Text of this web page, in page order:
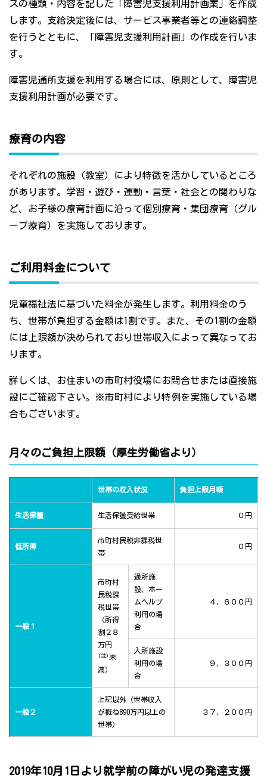
スの種類・内容を記した「障害児支援利用計画案」を作成
します。支給決定後には、サービス事業者等との連絡調整
を行うとともに、「障害児支援利用計画」の作成を行いま
す。
障害児通所支援を利用する場合には、原則として、障害児
支援利用計画が必要です。
療育の内容
それぞれの施設（教室）により特徴を活かしているところ
があります。学習・遊び・運動・言葉・社会との関わりな
ど、お子様の療育計画に沿って個別療育・集団療育（グル
ープ療育）を実施しております。
ご利用料金について
児童福祉法に基づいた料金が発生します。利用料金のう
ち、世帯が負担する金額は1割です。また、その1割の金額
には上限額が決められており世帯収入によって異なってお
ります。
詳しくは、お住まいの市町村役場にお問合せまたは直接施
設にご確認下さい。※市町村により特例を実施している場
合もございます。
月々のご負担上限額（厚生労働省より）
世帯の収入状況 負担上限月額
生活保護 生活保護受給世帯 ０円
低所得
市町村民税非課税世
帯
０円
一般１
市町村
民税課
税世帯
（所得
割２８
万円
(注) 未
満）
通所施
設、ホー
ムヘルプ
利用の場
合
４，６００円
入所施設
利用の場
合
９，３００円
一般２
上記以外（世帯収入
が概ね890万円以上の
世帯）
３７，２００円
2019年10月1日より就学前の障がい児の発達支援